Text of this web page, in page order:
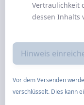
Vertraulichkeit
dessen Inhalts
Vor dem Versenden
verschlüsselt. Dies kann